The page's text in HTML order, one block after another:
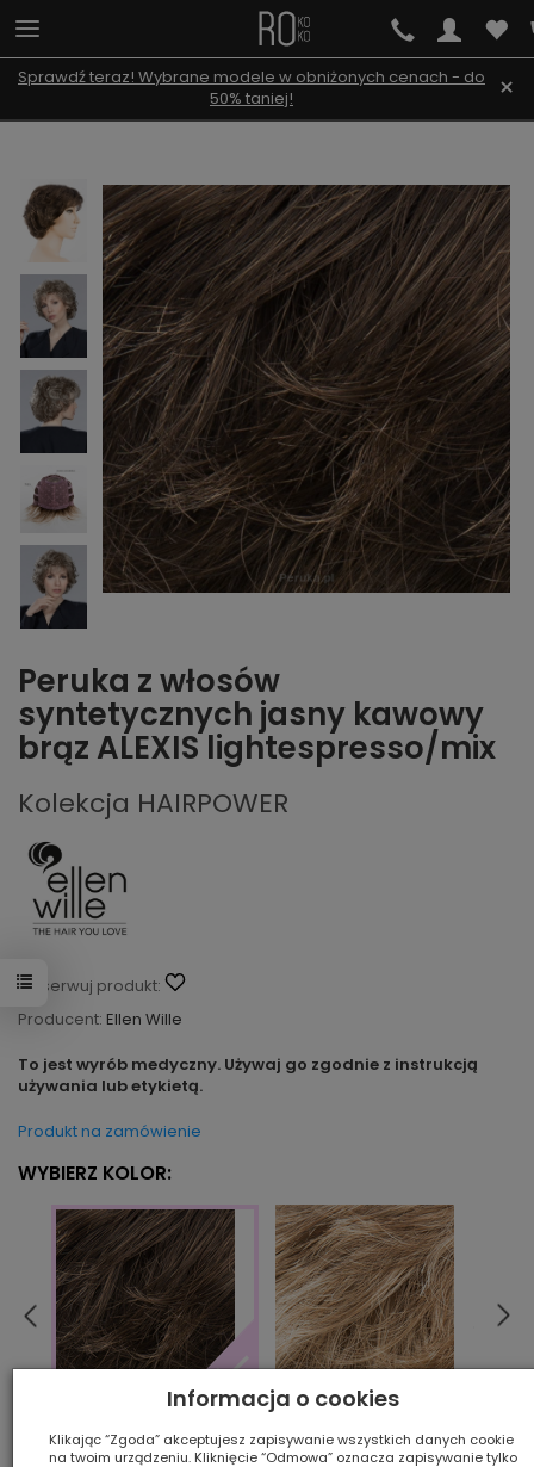
Sprawdź teraz! Wybrane modele w obniżonych cenach - do
50% taniej!
×
Peruka z włosów
syntetycznych jasny kawowy
brąz ALEXIS lightespresso/mix
Kolekcja HAIRPOWER
Obserwuj produkt:
Producent: Ellen Wille
To jest wyrób medyczny. Używaj go zgodnie z instrukcją
używania lub etykietą.
Produkt na zamówienie
WYBIERZ KOLOR:
sand/mix
Informacja o cookies
Klikając “Zgoda” akceptujesz zapisywanie wszystkich danych cookie
na twoim urządzeniu. Kliknięcie “Odmowa” oznacza zapisywanie tylko